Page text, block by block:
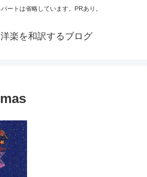
ートは省略しています。PRあり。
楽を和訳するブログ